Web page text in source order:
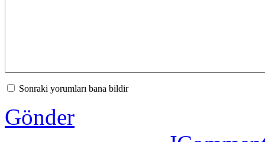
Sonraki yorumları bana bildir
Gönder